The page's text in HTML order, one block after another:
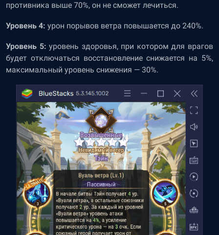
противника выше 70%, он не сможет лечиться.
Уровень 4: урон порывов ветра повышается до 240%.
Уровень 5: уровень здоровья, при котором для врагов
будет отключаться восстановление снижается на 5%,
максимальный уровень снижения — 30%.